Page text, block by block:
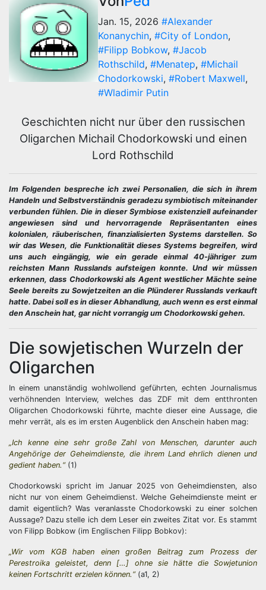
Jan. 15, 2026 #Alexander
Konanychin, #City of London,
#Filipp Bobkow, #Jacob
Rothschild, #Menatep, #Michail
Chodorkowski, #Robert Maxwell,
#Wladimir Putin
Geschichten nicht nur über den russischen
Oligarchen Michail Chodorkowski und einen
Lord Rothschild
Im Folgenden bespreche ich zwei Personalien, die sich in ihrem
Handeln und Selbstverständnis geradezu symbiotisch miteinander
verbunden fühlen. Die in dieser Symbiose existenziell aufeinander
angewiesen sind und hervorragende Repräsentanten eines
kolonialen, räuberischen, finanzialisierten Systems darstellen. So
wir das Wesen, die Funktionalität dieses Systems begreifen, wird
uns auch eingängig, wie ein gerade einmal 40-jähriger zum
reichsten Mann Russlands aufsteigen konnte. Und wir müssen
erkennen, dass Chodorkowski als Agent westlicher Mächte seine
Seele bereits zu Sowjetzeiten an die Plünderer Russlands verkauft
hatte. Dabei soll es in dieser Abhandlung, auch wenn es erst einmal
den Anschein hat, gar nicht vorrangig um Chodorkowski gehen.
Die sowjetischen Wurzeln der
Oligarchen
In einem unanständig wohlwollend geführten, echten Journalismus
verhöhnenden Interview, welches das ZDF mit dem entthronten
Oligarchen Chodorkowski führte, machte dieser eine Aussage, die
mehr verrät, als es im ersten Augenblick den Anschein haben mag:
„Ich kenne eine sehr große Zahl von Menschen, darunter auch
Angehörige der Geheimdienste, die ihrem Land ehrlich dienen und
gedient haben.“(1)
Chodorkowski spricht im Januar 2025 von Geheimdiensten, also
nicht nur von einem Geheimdienst. Welche Geheimdienste meint er
damit eigentlich? Was veranlasste Chodorkowski zu einer solchen
Aussage? Dazu stelle ich dem Leser ein zweites Zitat vor. Es stammt
von Filipp Bobkow (im Englischen Filipp Bobkov):
„Wir vom KGB haben einen großen Beitrag zum Prozess der
Perestroika geleistet, denn […] ohne sie hätte die Sowjetunion
keinen Fortschritt erzielen können.“(a1, 2)